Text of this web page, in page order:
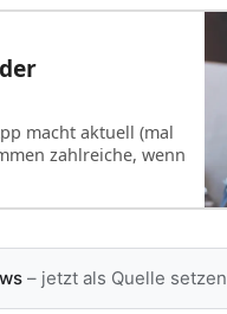
macht aktuell (mal
zahlreiche, wenn
– jetzt als Quelle setzen